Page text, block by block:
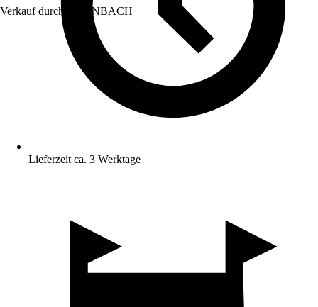
Verkauf durch: HORNBACH
Lieferzeit ca. 3 Werktage